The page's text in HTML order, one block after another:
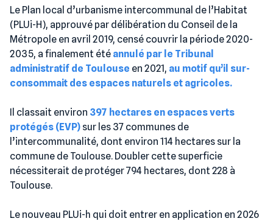
Le Plan local d’urbanisme intercommunal de l’Habitat
(PLUi-H), approuvé par délibération du Conseil de la
Métropole en avril 2019, censé couvrir la période 2020-
2035, a finalement été annulé par le Tribunal
administratif de Toulouse en 2021, au motif qu’il sur-
consommait des espaces naturels et agricoles.
Il classait environ 397 hectares en espaces verts
protégés (EVP) sur les 37 communes de
l’intercommunalité, dont environ 114 hectares sur la
commune de Toulouse. Doubler cette superficie
nécessiterait de protéger 794 hectares, dont 228 à
Toulouse.
Le nouveau PLUi-h qui doit entrer en application en 2026